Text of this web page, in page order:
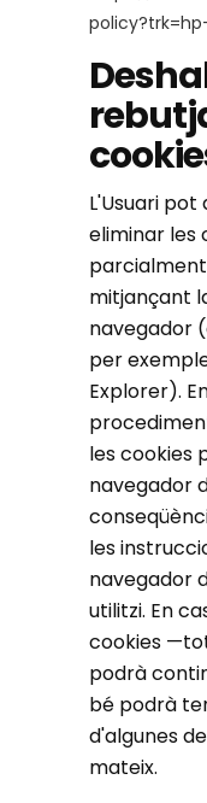
L'Usuari
eliminar
mitjançant
navegador
per
Explorer).
les cookies
navegador
les
navegador
utilitzi. En
cookies
podrà
bé podrà
d'algunes
mateix.